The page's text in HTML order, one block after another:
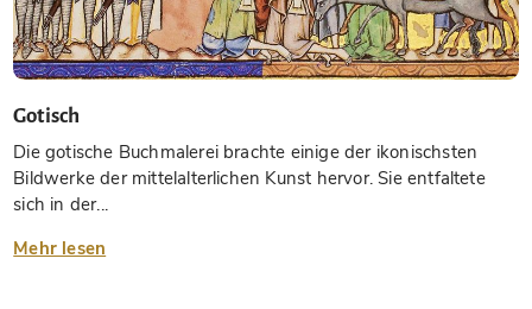
Gotisch
Die gotische Buchmalerei brachte einige der ikonischsten
Bildwerke der mittelalterlichen Kunst hervor. Sie entfaltete
sich in der...
Mehr lesen